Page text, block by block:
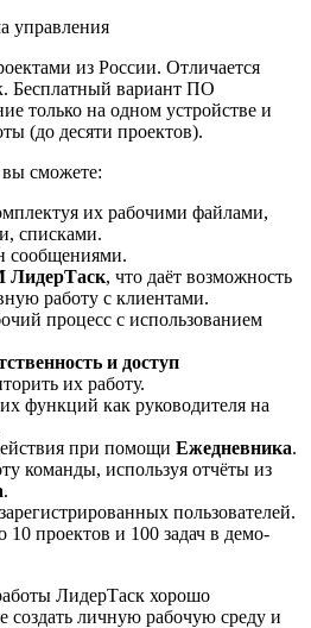
из России. Отличается
Бесплатный вариант ПО
только на одном устройстве и
(до десяти проектов).
сможете:
их рабочими файлами,
списками.
сообщениями.
ЛидерТаск, что даёт возможность
работу с клиентами.
процесс с использованием
и доступ
их работу.
функций как руководителя на
при помощи Ежедневника.
команды, используя отчёты из
.
пользователей.
10 проектов и 100 задач в демо-
ЛидерТаск хорошо
создать личную рабочую среду и